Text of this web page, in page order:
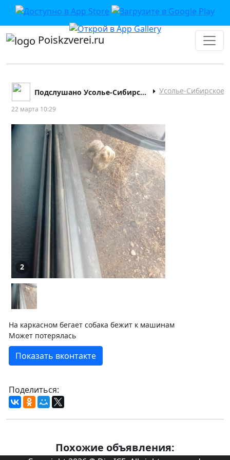
Poiskzverei.ru
Подслушано Усолье-Сибирское Усолье-Сибирское
22 марта 10:29
2
На каркасном бегает собака бежит к машинам
Может потерялась
Показать вконтакте
Поделиться:
Похожие объявления: